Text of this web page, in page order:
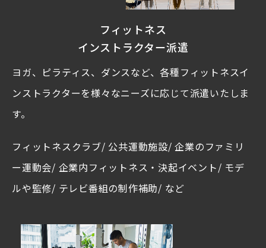
フィットネス
インストラクター派遣
ヨガ、ピラティス、ダンスなど、各種フィットネスイ
ンストラクターを様々なニーズに応じて派遣いたしま
す。
フィットネスクラブ/ 公共運動施設/ 企業のファミリ
ー運動会/ 企業内フィットネス・決起イベント/ モデ
ルや監修/ テレビ番組の制作補助/ など